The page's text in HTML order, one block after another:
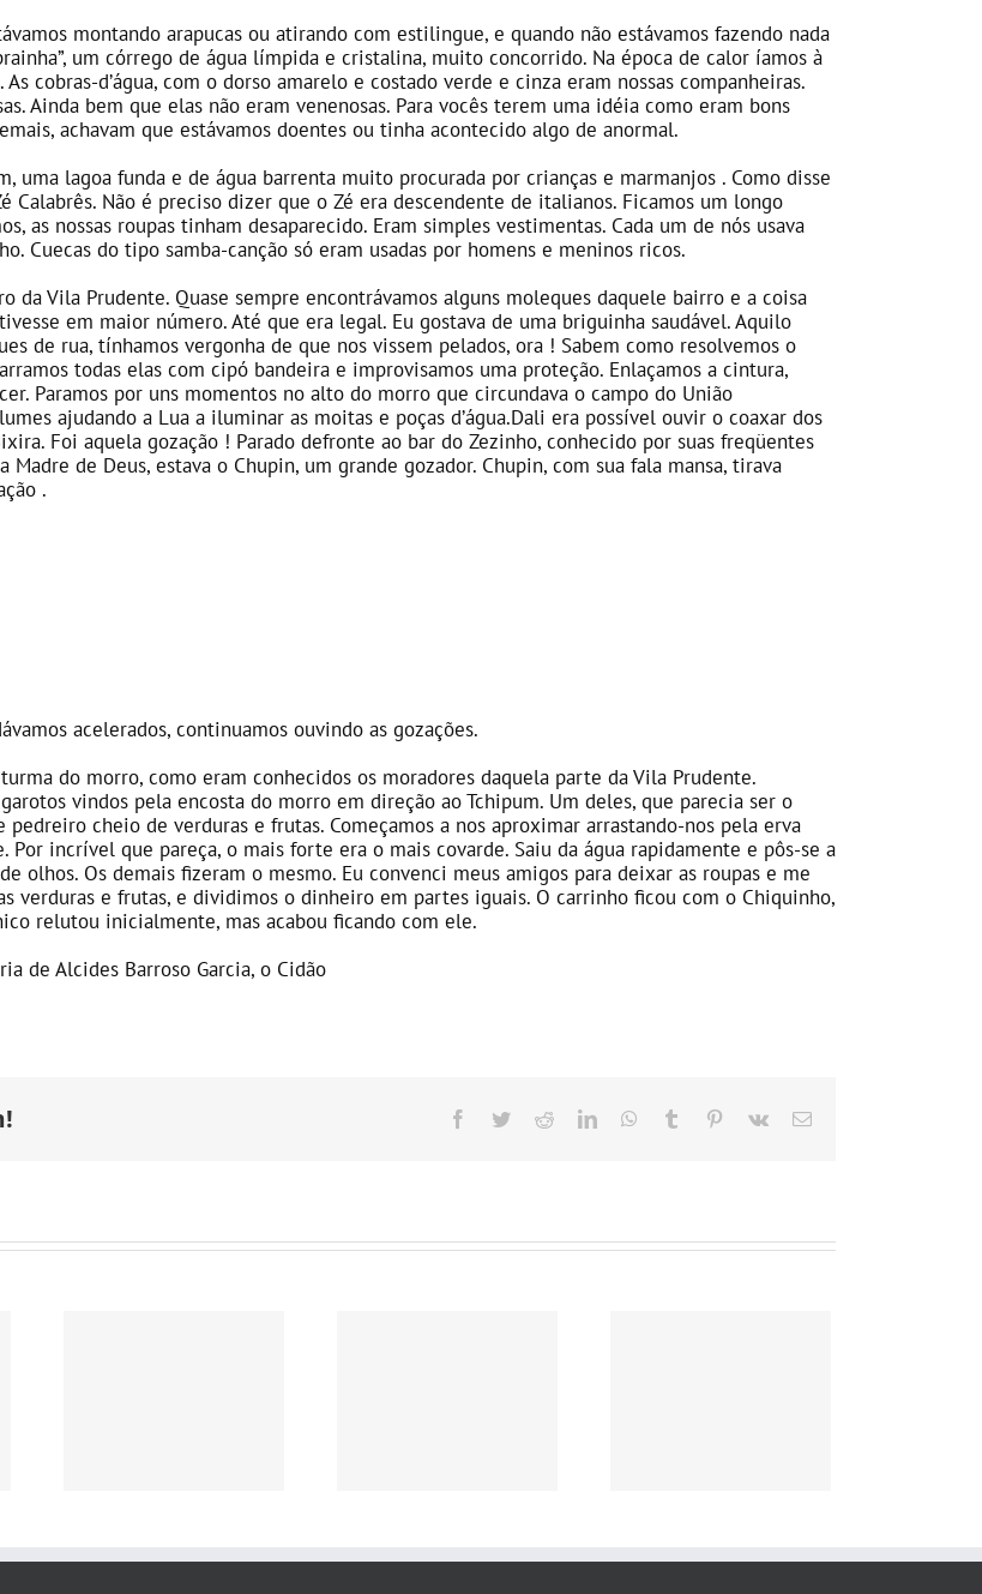
montando arapucas ou atirando com estilingue, e quando não estávamos fazendo nada
um córrego de água límpida e cristalina, muito concorrido. Na época de calor íamos à
cobras-d’água, com o dorso amarelo e costado verde e cinza eram nossas companheiras.
Ainda bem que elas não eram venenosas. Para vocês terem uma idéia como eram bons
achavam que estávamos doentes ou tinha acontecido algo de anormal.
uma lagoa funda e de água barrenta muito procurada por crianças e marmanjos . Como disse
Calabrês. Não é preciso dizer que o Zé era descendente de italianos. Ficamos um longo
as nossas roupas tinham desaparecido. Eram simples vestimentas. Cada um de nós usava
Cuecas do tipo samba-canção só eram usadas por homens e meninos ricos.
da Vila Prudente. Quase sempre encontrávamos alguns moleques daquele bairro e a coisa
em maior número. Até que era legal. Eu gostava de uma briguinha saudável. Aquilo
de rua, tínhamos vergonha de que nos vissem pelados, ora ! Sabem como resolvemos o
todas elas com cipó bandeira e improvisamos uma proteção. Enlaçamos a cintura,
Paramos por uns momentos no alto do morro que circundava o campo do União
ajudando a Lua a iluminar as moitas e poças d’água.Dali era possível ouvir o coaxar dos
Foi aquela gozação ! Parado defronte ao bar do Zezinho, conhecido por suas freqüentes
de Deus, estava o Chupin, um grande gozador. Chupin, com sua fala mansa, tirava
.
acelerados, continuamos ouvindo as gozações.
do morro, como eram conhecidos os moradores daquela parte da Vila Prudente.
vindos pela encosta do morro em direção ao Tchipum. Um deles, que parecia ser o
cheio de verduras e frutas. Começamos a nos aproximar arrastando-nos pela erva
Por incrível que pareça, o mais forte era o mais covarde. Saiu da água rapidamente e pôs-se a
olhos. Os demais fizeram o mesmo. Eu convenci meus amigos para deixar as roupas e me
verduras e frutas, e dividimos o dinheiro em partes iguais. O carrinho ficou com o Chiquinho,
relutou inicialmente, mas acabou ficando com ele.
de Alcides Barroso Garcia, o Cidão
Facebook
TwitterRedditLinkedInWhatsApp
Tumblr Pinterest
Vk
E-